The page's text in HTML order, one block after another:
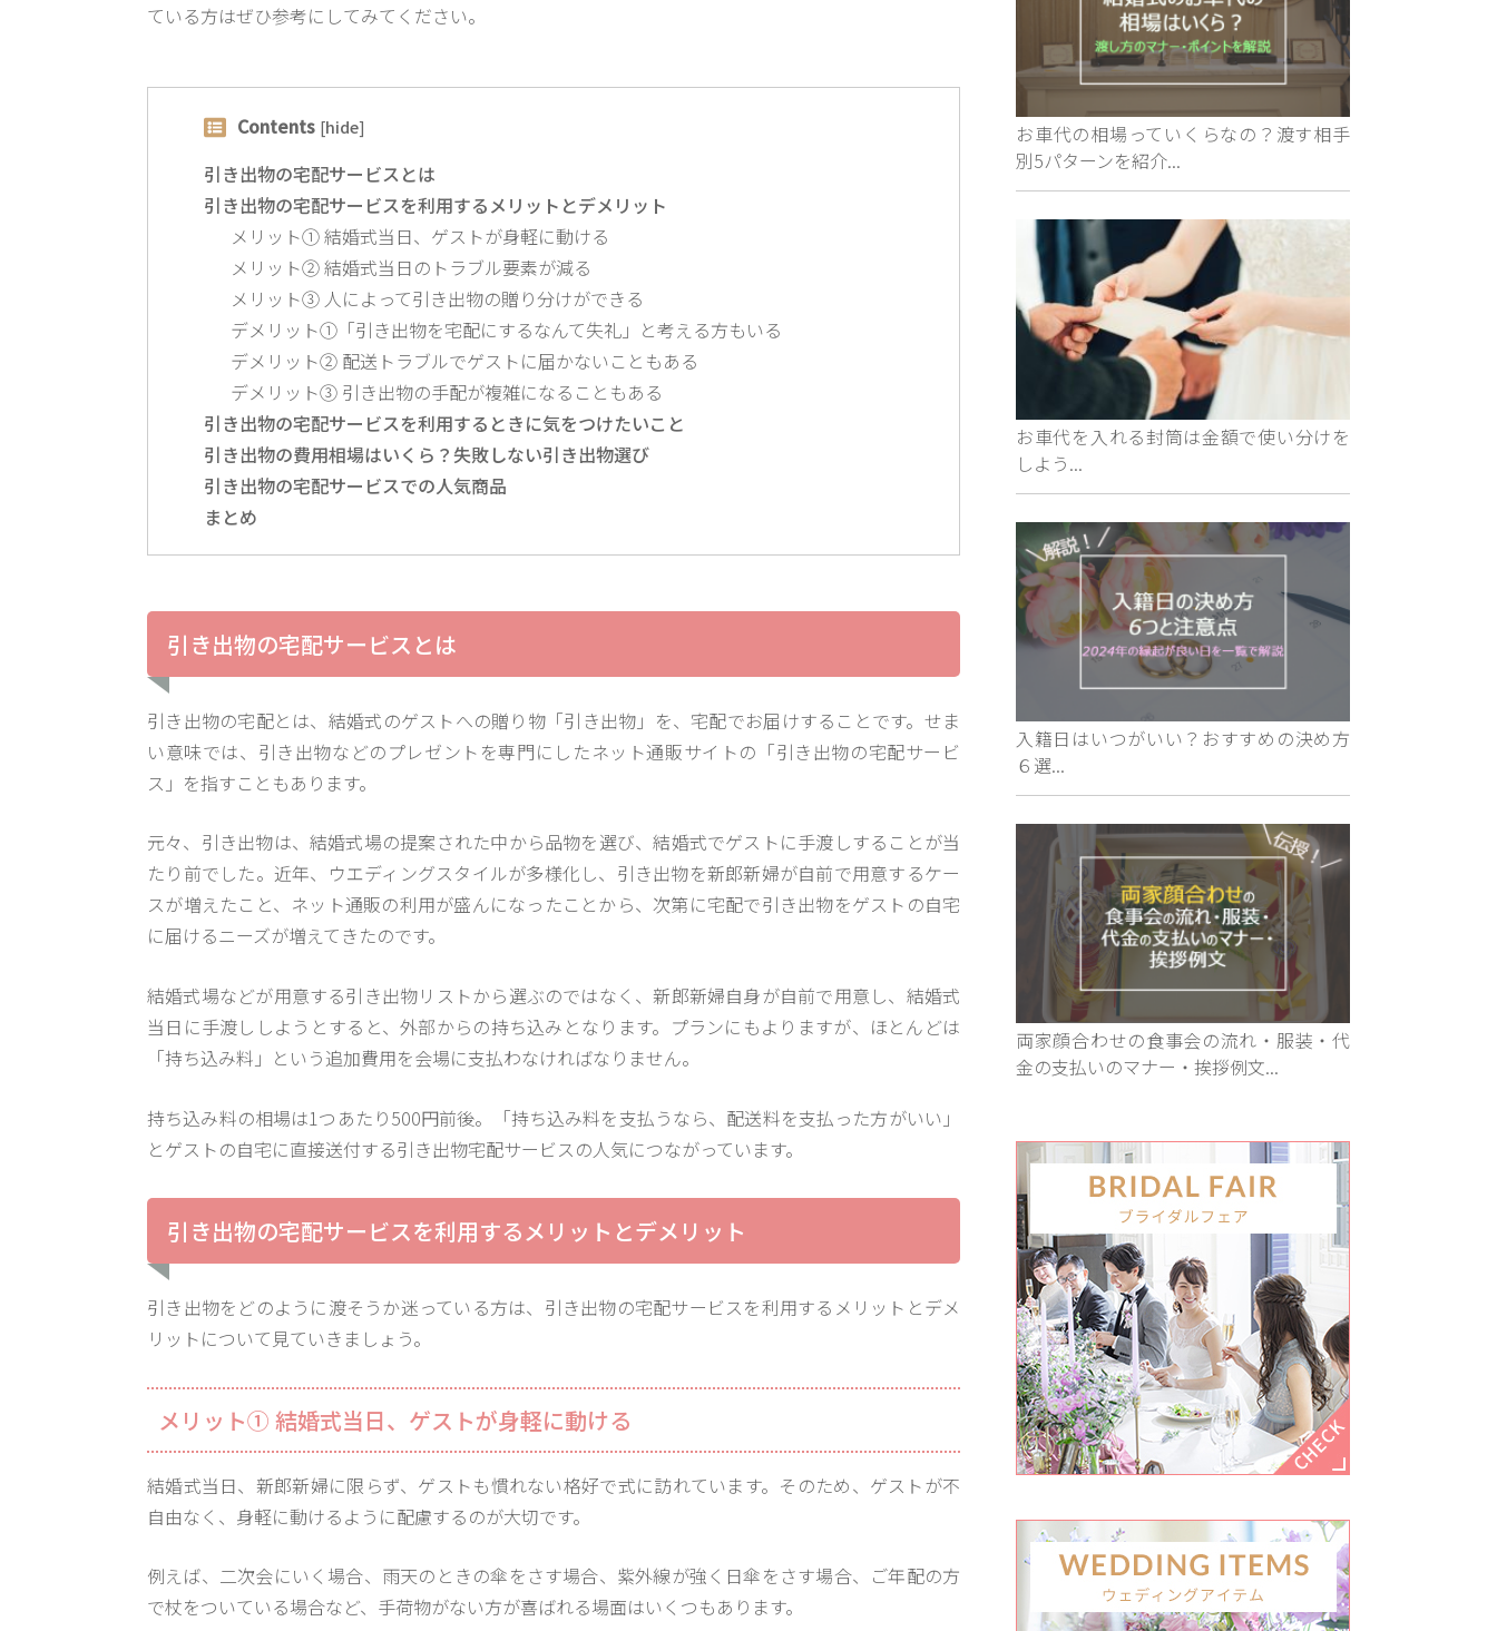
ている方はぜひ参考にしてみてください。
Contents [hide]
引き出物の宅配サービスとは
引き出物の宅配サービスを利用するメリットとデメリット
メリット① 結婚式当日、ゲストが身軽に動ける
メリット② 結婚式当日のトラブル要素が減る
メリット③ 人によって引き出物の贈り分けができる
デメリット①「引き出物を宅配にするなんて失礼」と考える方もいる
デメリット② 配送トラブルでゲストに届かないこともある
デメリット③ 引き出物の手配が複雑になることもある
引き出物の宅配サービスを利用するときに気をつけたいこと
引き出物の費用相場はいくら？失敗しない引き出物選び
引き出物の宅配サービスでの人気商品
まとめ
引き出物の宅配サービスとは
引き出物の宅配とは、結婚式のゲストへの贈り物「引き出物」を、宅配でお届けすることです。せま
い意味では、引き出物などのプレゼントを専門にしたネット通販サイトの「引き出物の宅配サービ
ス」を指すこともあります。
元々、引き出物は、結婚式場の提案された中から品物を選び、結婚式でゲストに手渡しすることが当
たり前でした。近年、ウエディングスタイルが多様化し、引き出物を新郎新婦が自前で用意するケー
スが増えたこと、ネット通販の利用が盛んになったことから、次第に宅配で引き出物をゲストの自宅
に届けるニーズが増えてきたのです。
結婚式場などが用意する引き出物リストから選ぶのではなく、新郎新婦自身が自前で用意し、結婚式
当日に手渡ししようとすると、外部からの持ち込みとなります。プランにもよりますが、ほとんどは
「持ち込み料」という追加費用を会場に支払わなければなりません。
持ち込み料の相場は1つあたり500円前後。「持ち込み料を支払うなら、配送料を支払った方がいい」
とゲストの自宅に直接送付する引き出物宅配サービスの人気につながっています。
引き出物の宅配サービスを利用するメリットとデメリット
引き出物をどのように渡そうか迷っている方は、引き出物の宅配サービスを利用するメリットとデメ
リットについて見ていきましょう。
メリット① 結婚式当日、ゲストが身軽に動ける
結婚式当日、新郎新婦に限らず、ゲストも慣れない格好で式に訪れています。そのため、ゲストが不
自由なく、身軽に動けるように配慮するのが大切です。
例えば、二次会にいく場合、雨天のときの傘をさす場合、紫外線が強く日傘をさす場合、ご年配の方
で杖をついている場合など、手荷物がない方が喜ばれる場面はいくつもあります。
お車代の相場っていくらなの？渡す相手
別5パターンを紹介...
お車代を入れる封筒は金額で使い分けを
しよう...
入籍日はいつがいい？おすすめの決め方
６選...
両家顔合わせの食事会の流れ・服装・代
金の支払いのマナー・挨拶例文...